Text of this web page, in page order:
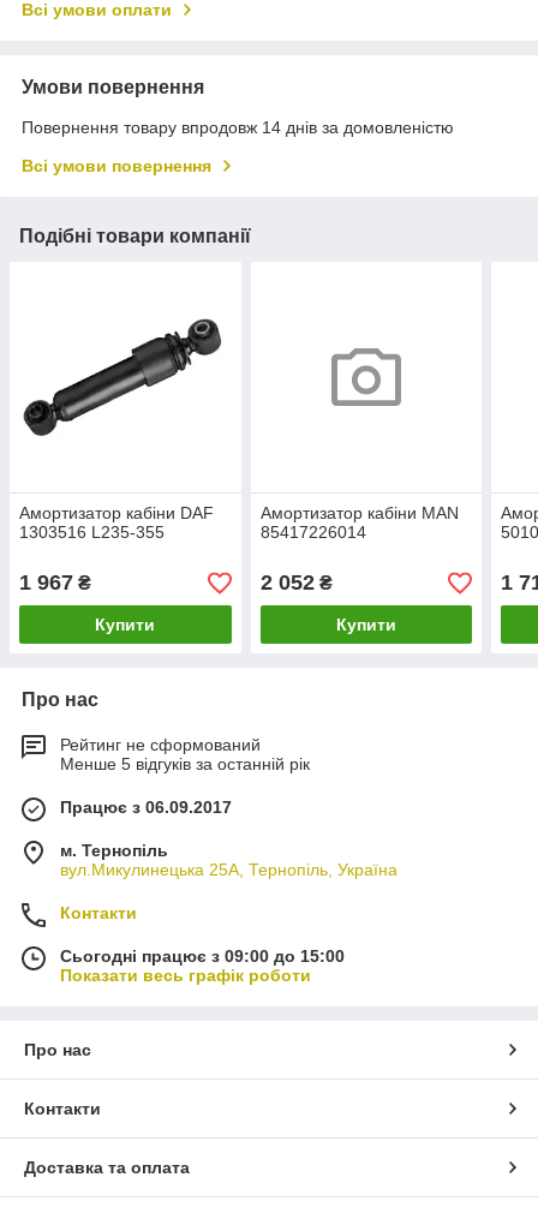
Всі умови оплати
Умови повернення
Повернення товару впродовж 14 днів за домовленістю
Всі умови повернення
Подібні товари компанії
Амортизатор кабіни DAF
1303516 L235-355
1 967 ₴
Купити
Амортизатор кабіни MAN
85417226014
2 052₴
Купити
1
Про нас
Рейтинг не сформований
Менше 5 відгуків за останній рік
Працює з 06.09.2017
м. Тернопіль
вул.Микулинецька 25А, Тернопіль, Україна
Контакти
Сьогодні працює з 09:00 до 15:00
Показати весь графік роботи
Про нас
Контакти
Доставка та оплата